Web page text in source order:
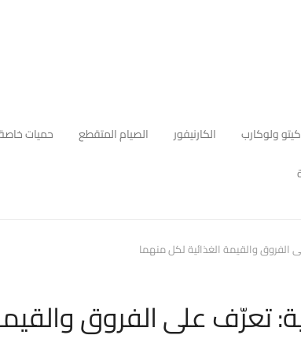
كيتو ولوكارب الكارنيفور الصيام المتقطع حميات
الفروق والقيمة الغذائية لكل منهما
تعرّف على الفروق